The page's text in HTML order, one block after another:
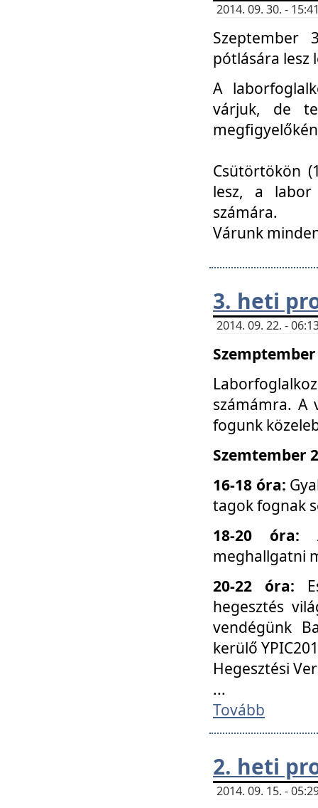
2014. 09. 30. -
Szeptember
pótlására lesz
A
várjuk, de
Csütörtökön
lesz, a labor
számára.
Várunk
3. heti
2014. 09. 22. -
számámra. A
fogunk
Szemtember
16-18 óra:
tagok fognak
18-20 óra:
meghallgatni
20-22 óra:
hegesztés
vendégünk
kerülő
Hegesztési
...
Tovább
2. heti
2014. 09. 15. -